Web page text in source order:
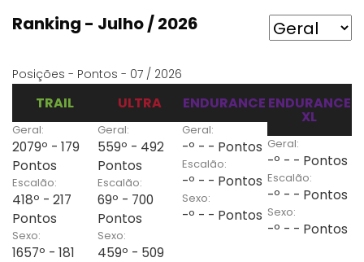
Ranking - Julho / 2026
Posições - Pontos - 07 / 2026
TRAIL
Geral:
2079º - 179
Pontos
Escalão:
418º - 217
Pontos
Sexo:
1657º - 181
ULTRA
Geral:
559º - 492
Pontos
Escalão:
69º - 700
Pontos
Sexo:
459º - 509
ENDURANCE
Geral:
-º - - Pontos
Escalão:
-º - - Pontos
Sexo:
-º - - Pontos
ENDURANCE
XL
Geral:
-º - - Pontos
Escalão:
-º - - Pontos
Sexo:
-º - - Pontos